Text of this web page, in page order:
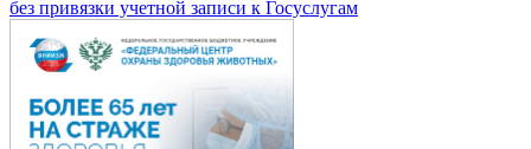
без привязки учетной записи к Госуслугам